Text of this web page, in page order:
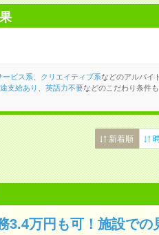
ービス系 クリエイティブ系などのアルバイ
支給あり 英語力不要などのこだわり条件
新着順
3.4万円も可！施設での